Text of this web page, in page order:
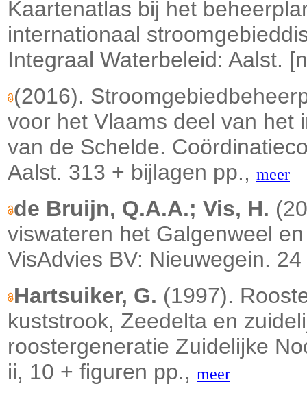
Kaartenatlas bij het
internationaal
Integraal Waterbeleid: Aalst.
(2016).
voor het Vlaams deel van het
van de Schelde.
Aalst. 313 + bijlagen pp., meer
de Bruijn, Q.A.A.; Vis, H.
viswateren het Galgenweel
VisAdvies BV: Nieuwegein.
Hartsuiker, G. (1997).
kuststrook, Zeedelta en
roostergeneratie Zuidelijke
ii, 10 + figuren pp., meer